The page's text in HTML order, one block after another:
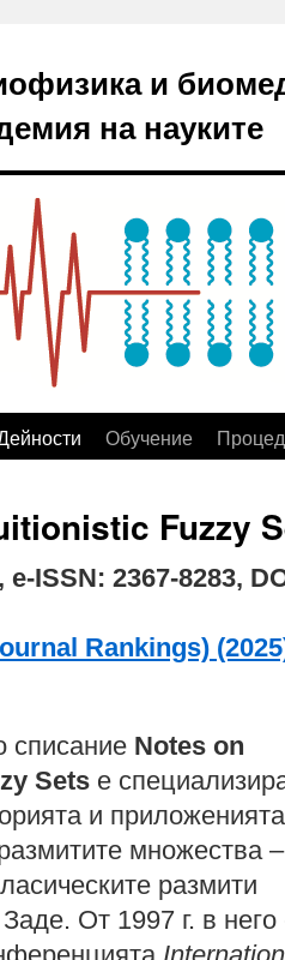
и
на науките
Обучение
Fuzzy
e-ISSN: 2367-8283,
Rankings)
списание Notes on
Sets е
и
множества –
размити
От 1997 г. в него